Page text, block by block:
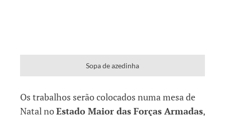
Sopa de azedinha
Os trabalhos serão colocados numa mesa de
Natal noEstado Maior das Forças Armadas,